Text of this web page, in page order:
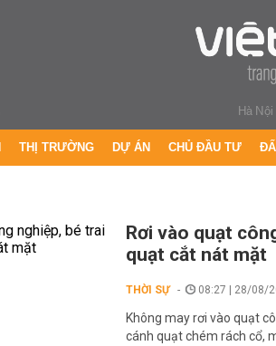
Hà
THỊ TRƯỜNG DỰ ÁN CHỦ ĐẦU TƯ
Rơi vào quạt
quạt cắt nát mặt
THỜI SỰ 08:27 | 28/08/
Không may rơi vào quạt
cánh quạt chém rách cổ,